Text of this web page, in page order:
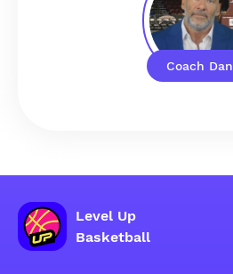
Coach Dan
Level Up
Basketball